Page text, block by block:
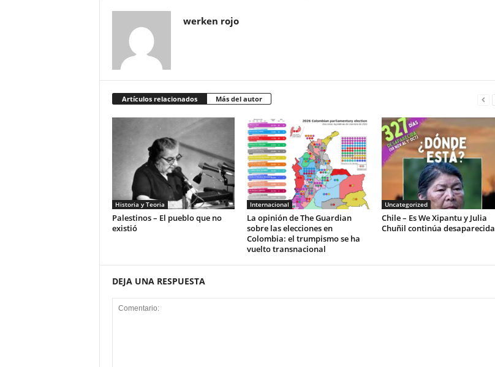
werken rojo
Artículos relacionados Más del autor
Historia y Teoria
Palestinos – El pueblo que no
existió
Internacional
La opinión de The Guardian
sobre las elecciones en
Colombia: el trumpismo se ha
vuelto transnacional
Uncategorized
Chile – Es We Xipantu y Julia
Chuñil continúa desaparecida
DEJA UNA RESPUESTA